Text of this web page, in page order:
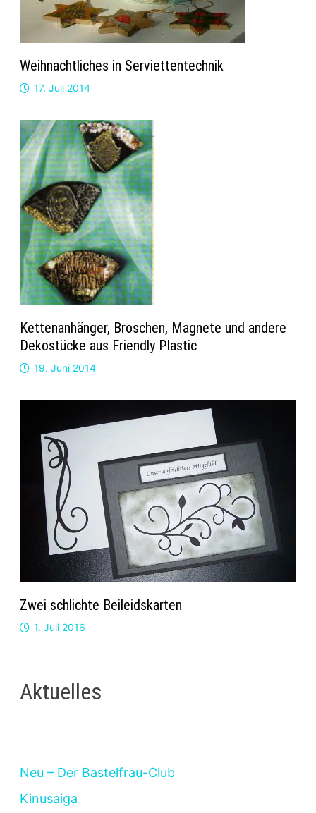
Weihnachtliches in Serviettentechnik
17. Juli 2014
Kettenanhänger, Broschen, Magnete und andere
Dekostücke aus Friendly Plastic
19. Juni 2014
Zwei schlichte Beileidskarten
1. Juli 2016
Aktuelles
Neu – Der Bastelfrau-Club
Kinusaiga